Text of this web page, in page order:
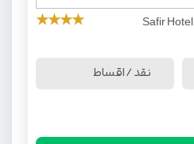
Safir Hotel
★
★
★
★
نقد / اقساط